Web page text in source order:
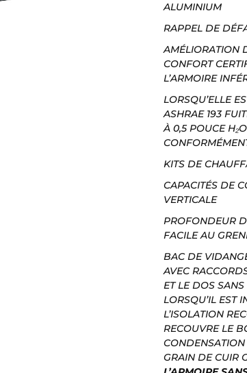
ALUMINIUM
RAPPEL DE
AMÉLIORATION
CONFORT
L’ARMOIRE
LORSQU’ELLE
ASHRAE 193
À 0,5 POUCE
KITS DE
CAPACITÉS DE
VERTICALE
PROFONDEUR
FACILE AU
BAC DE
AVEC
ET LE DOS
LORSQU’IL EST
L’ISOLATION
RECOUVRE LE
CONDENSATION
GRAIN DE CUIR